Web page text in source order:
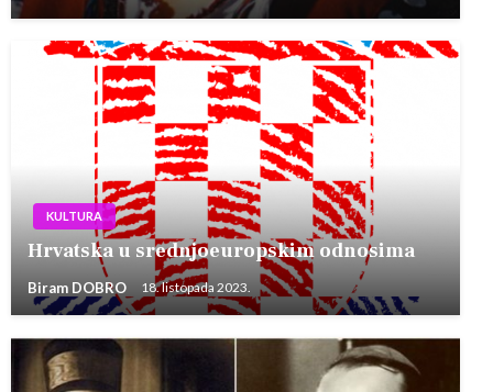
KULTURA
Hrvatska u srednjoeuropskim odnosima
Biram DOBRO 18. listopada 2023.